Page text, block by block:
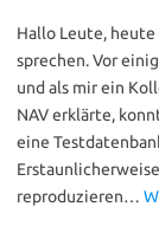
Hallo Leute,
sprechen. Vor
und als mir ein
NAV erklärte,
eine
reproduzieren…